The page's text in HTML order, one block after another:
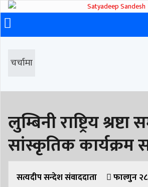
चर्चामा
लुम्बिनी राष्ट्रिय
सांस्कृतिक कार्यक्रम
सत्यदीप सन्देश संवाददाता
फाल्गुन